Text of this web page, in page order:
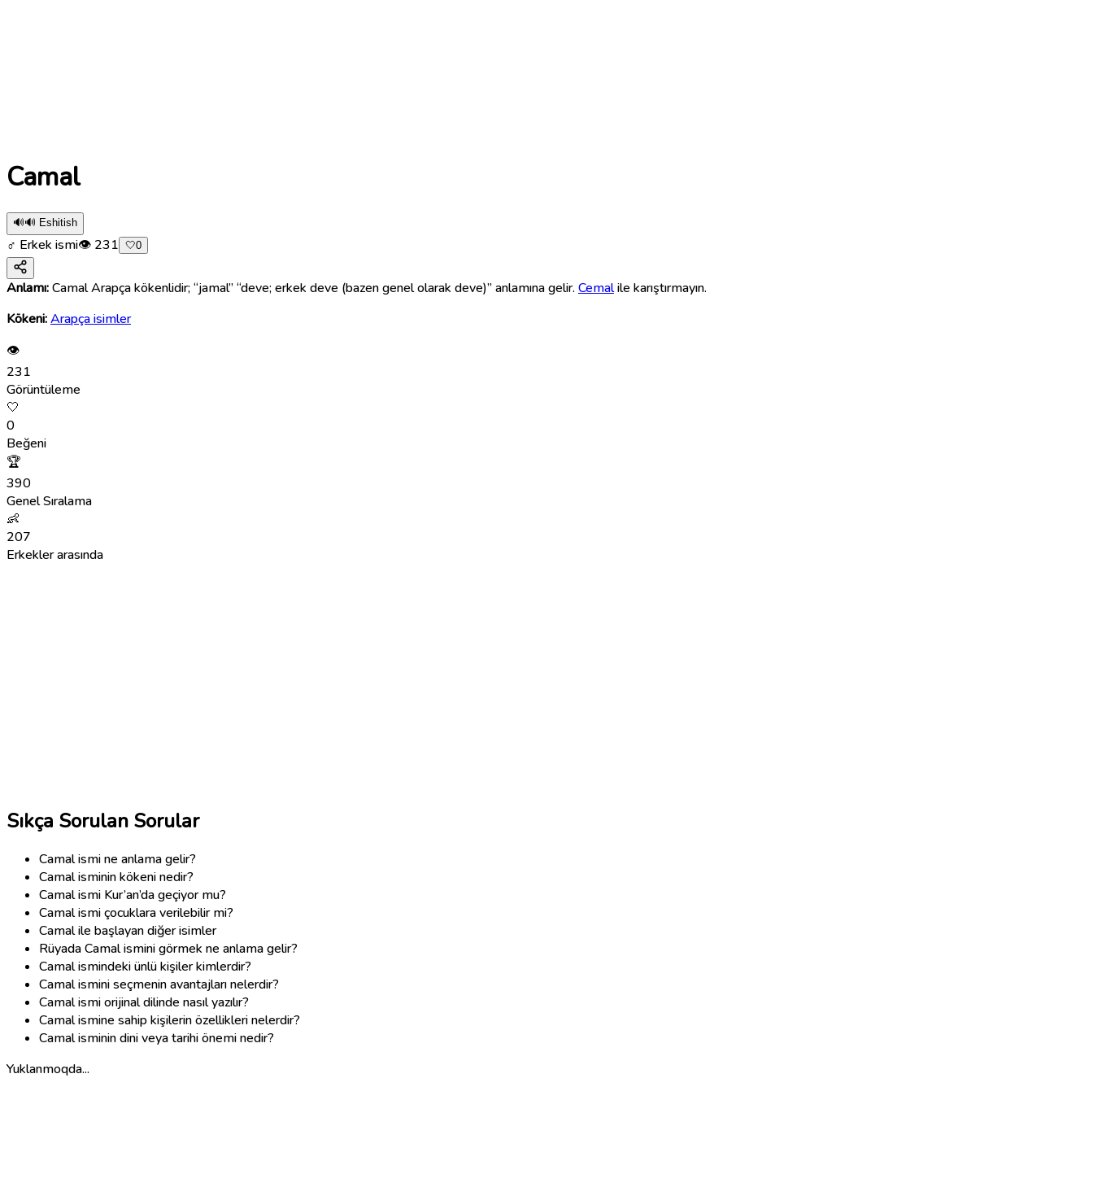
Camal
🔊🔊 Eshitish
♂ Erkek ismi👁 231 🤍0
Anlamı:Camal Arapça kökenlidir; “jamal” “deve; erkek deve (bazen genel olarak deve)” anlamına gelir. Cemalile karıştırmayın.
Kökeni:Arapça isimler
👁
231
Görüntüleme
🤍
0
Beğeni
🏆
390
Genel Sıralama
👶
207
Erkekler arasında
Sıkça Sorulan Sorular
Camal ismi ne anlama gelir?
Camal isminin kökeni nedir?
Camal ismi Kur’an’da geçiyor mu?
Camal ismi çocuklara verilebilir mi?
Camal ile başlayan diğer isimler
Rüyada Camal ismini görmek ne anlama gelir?
Camal ismindeki ünlü kişiler kimlerdir?
Camal ismini seçmenin avantajları nelerdir?
Camal ismi orijinal dilinde nasıl yazılır?
Camal ismine sahip kişilerin özellikleri nelerdir?
Camal isminin dini veya tarihi önemi nedir?
Yuklanmoqda...